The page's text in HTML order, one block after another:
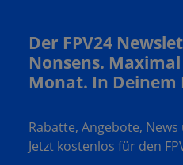
Der FPV24
Nonsens.
Monat. In Deinem
Rabatte, Angebote,
Jetzt kostenlos für den